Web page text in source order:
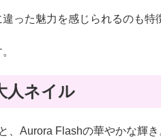
った魅力を感じられるのも特
人ネイル
Aurora Flashの華やかな輝き